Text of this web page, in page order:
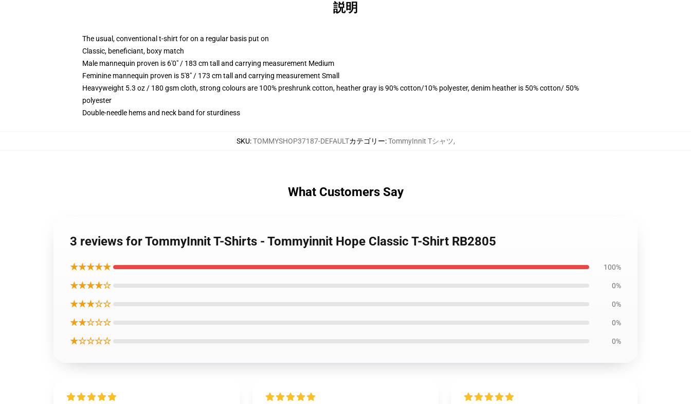
説明
The usual, conventional t-shirt for on a regular basis put on
Classic, beneficiant, boxy match
Male mannequin proven is 6'0" / 183 cm tall and carrying measurement Medium
Feminine mannequin proven is 5'8" / 173 cm tall and carrying measurement Small
Heavyweight 5.3 oz / 180 gsm cloth, strong colours are 100% preshrunk cotton, heather gray is 90% cotton/10% polyester, denim heather is 50% cotton/ 50%
polyester
Double-needle hems and neck band for sturdiness
SKU:TOMMYSHOP37187-DEFAULTカテゴリー:TommyInnit Tシャツ,
What Customers Say
3 reviews for TommyInnit T-Shirts - Tommyinnit Hope Classic T-Shirt RB2805
★★★★★ 100%
★★★★☆ 0%
★★★☆☆ 0%
★★☆☆☆ 0%
★☆☆☆☆ 0%